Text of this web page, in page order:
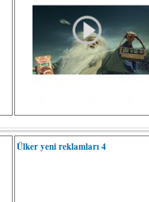
Ülker yeni reklamları 4